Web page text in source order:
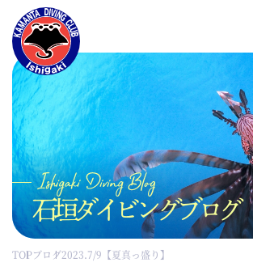
石垣ダイビングブログ
TOPブログ2023.7/9【夏真っ盛り】